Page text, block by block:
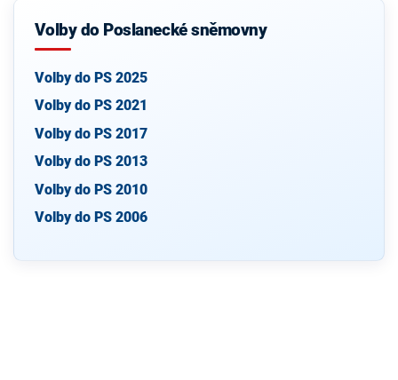
Volby do Poslanecké sněmovny
Volby do PS 2025
Volby do PS 2021
Volby do PS 2017
Volby do PS 2013
Volby do PS 2010
Volby do PS 2006